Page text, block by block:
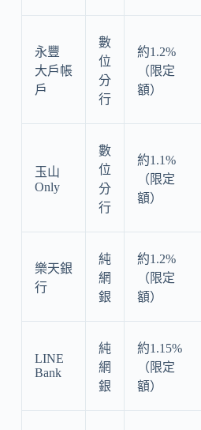
永豐
大戶帳
戶
數
位
分
行
約1.2%
（限定
額）
玉山
Only
數
位
分
行
約1.1%
（限定
額）
樂天銀
行
純
網
銀
約1.2%
（限定
額）
LINE
Bank
純
網
銀
約1.15%
（限定
額）